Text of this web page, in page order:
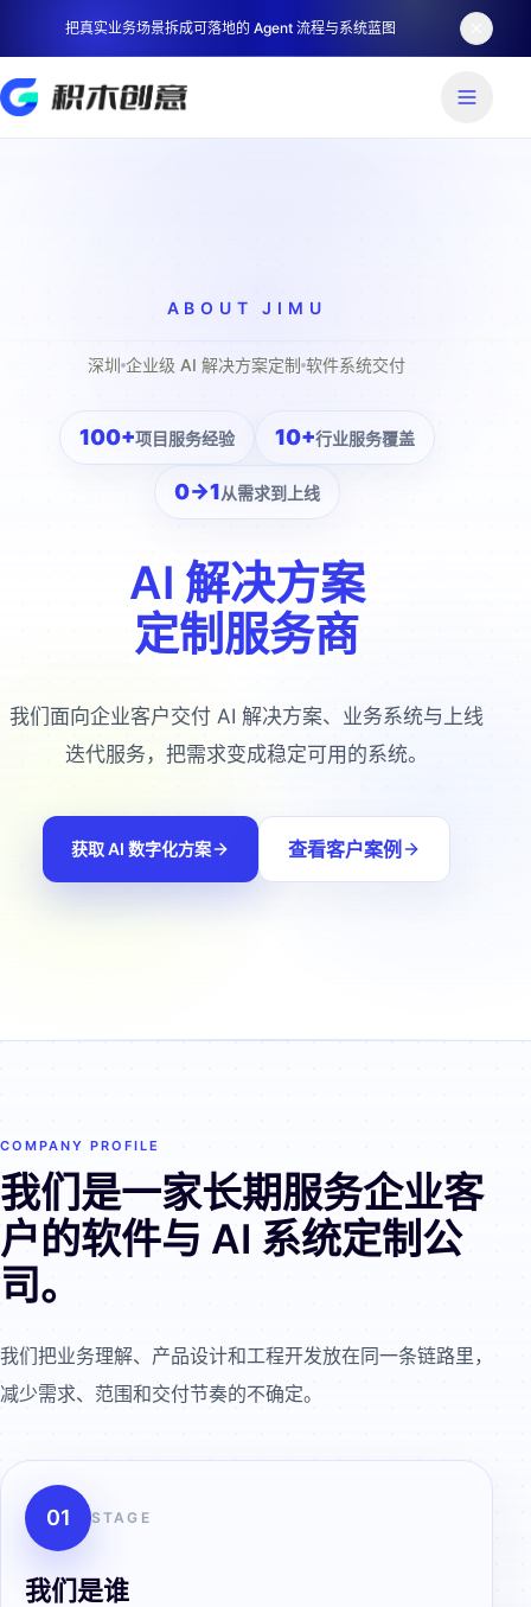
把真实业务场景拆成可落地的 Agent 流程与系统蓝图
ABOUT JIMU
深圳 企业级 AI 解决方案定制 软件系统交付
100+项目服务经验 10+行业服务覆盖
0→1从需求到上线
AI 解决方案
定制服务商
我们面向企业客户交付 AI 解决方案、业务系统与上线
迭代服务，把需求变成稳定可用的系统。
获取 AI 数字化方案 查看客户案例
COMPANY PROFILE
我们是一家长期服务企业客
户的软件与 AI 系统定制公
司。
我们把业务理解、产品设计和工程开发放在同一条链路里，
减少需求、范围和交付节奏的不确定。
01 STAGE
我们是谁